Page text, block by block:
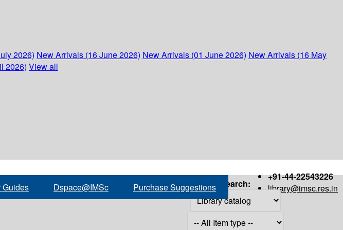
2026) New Arrivals (16 June 2026) New Arrivals (01 June 2026) New Arrivals (16 May
2026) View all
+91-44-22543226
library@imsc.res.in
Guides Dspace@IMSc Purchase Suggestions Search: